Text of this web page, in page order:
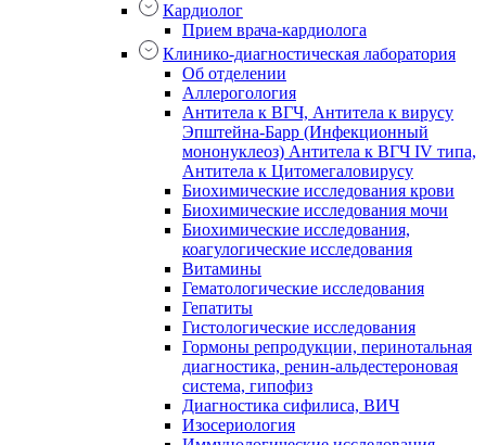
Кардиолог
Прием врача-кардиолога
Клинико-диагностическая лаборатория
Об отделении
Аллерогология
Антитела к ВГЧ, Антитела к вирусу
Эпштейна-Барр (Инфекционный
мононуклеоз) Антитела к ВГЧ IV типа,
Антитела к Цитомегаловирусу
Биохимические исследования крови
Биохимические исследования мочи
Биохимические исследования,
коагулогические исследования
Витамины
Гематологические исследования
Гепатиты
Гистологические исследования
Гормоны репродукции, перинотальная
диагностика, ренин-альдестероновая
система, гипофиз
Диагностика сифилиса, ВИЧ
Изосериология